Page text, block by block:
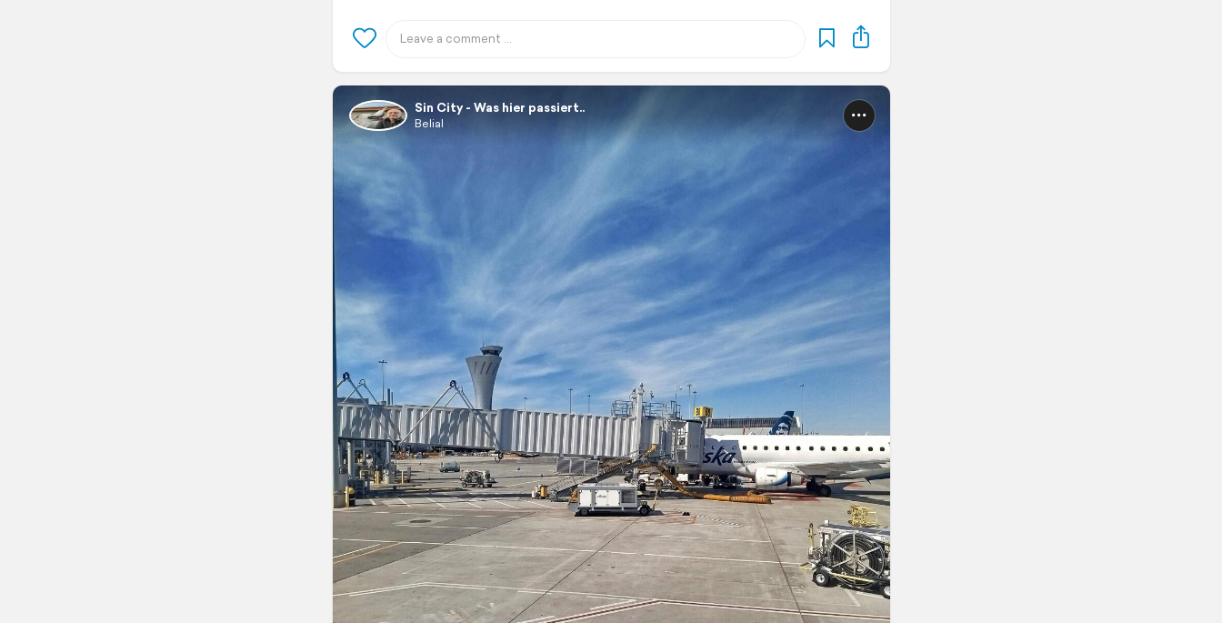
Sin City - Was hier passiert..
Belial